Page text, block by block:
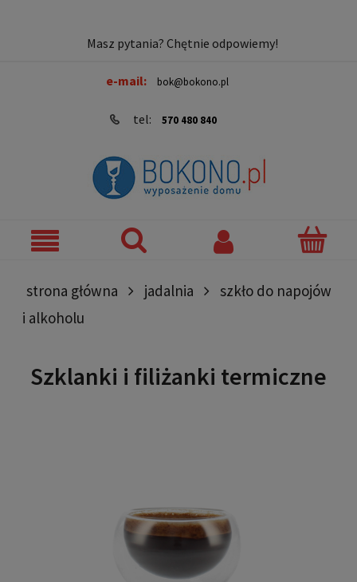
Masz pytania? Chętnie odpowiemy!
e-mail: bok@bokono.pl
tel: 570 480 840
strona główna jadalnia
szkło do napojów
i alkoholu
Szklanki i filiżanki termiczne